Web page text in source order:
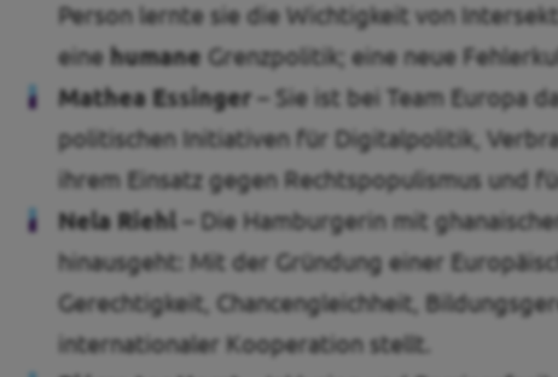
Person lernte sie die Wichtigkeit von
eine humane Grenzpolitik; eine neue
Mathea Essinger – Sie ist bei Team Europa
politischen Initiativen für Digitalpolitik,
ihrem Einsatz gegen Rechtspopulismus und
Nela Riehl – Die Hamburgerin mit
hinausgeht: Mit der Gründung einer
Gerechtigkeit, Chancengleichheit,
internationaler Kooperation stellt.